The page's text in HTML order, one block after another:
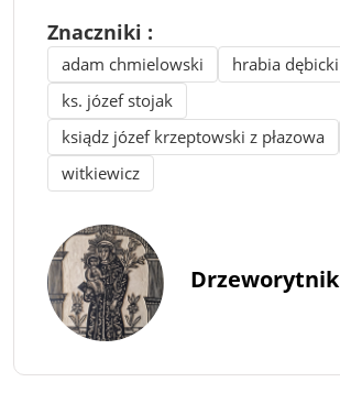
Znaczniki :
adam chmielowski
hrabia dębicki
ks. józef stojak
ksiądz józef krzeptowski z płazowa
witkiewicz
Drzeworytnik